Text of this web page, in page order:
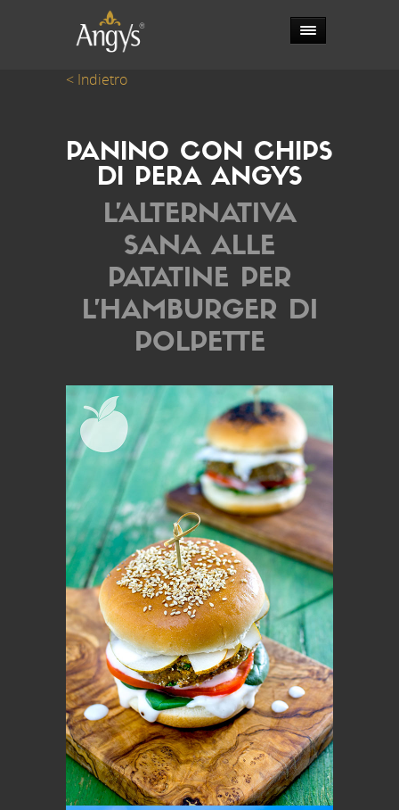
< Indietro
PANINO CON CHIPS
DI PERA ANGYS
L’ALTERNATIVA
SANA ALLE
PATATINE PER
L’HAMBURGER DI
POLPETTE